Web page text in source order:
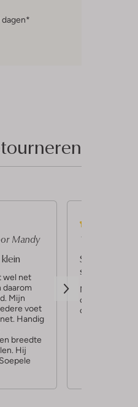
dagen*
Mandy
wel net
daarom
Mijn
voet
Handig
breedte
Hij
5
S
t
e
r
r
17
Snelle
schoenen
Mijn favoriete
onze
omoda